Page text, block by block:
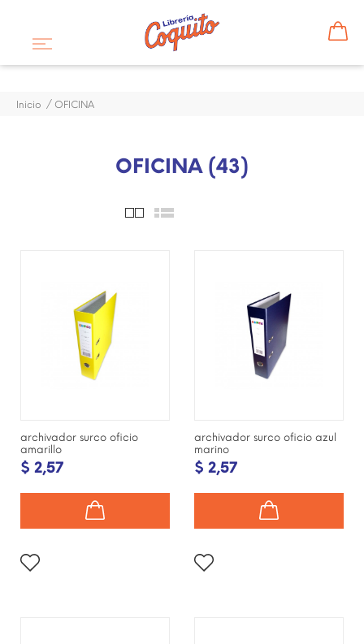
Inicio OFICINA
OFICINA (43)
archivador surco oficio
amarillo
$ 2,57
archivador surco oficio azul
marino
$ 2,57